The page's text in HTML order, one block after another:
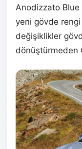
Anodizzato Blue
yeni gövde rengi
değişiklikler
dönüştürmeden